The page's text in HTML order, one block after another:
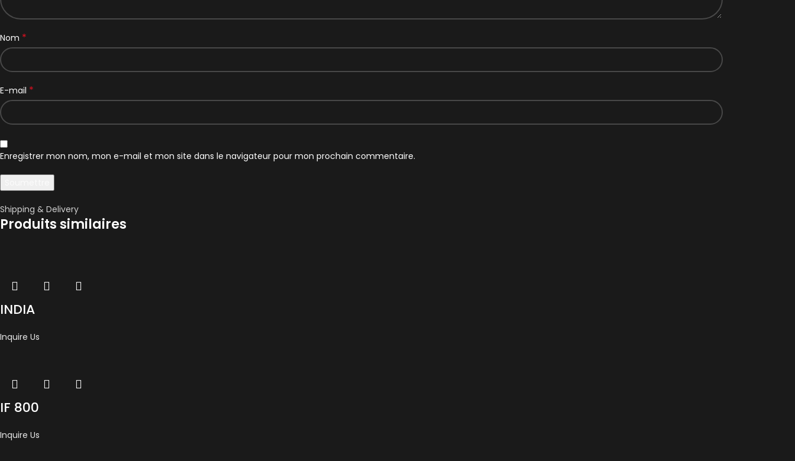
Nom *
E-mail *
Enregistrer mon nom, mon e-mail et mon site dans le navigateur pour mon prochain commentaire.
Shipping & Delivery
Produits similaires
INDIA
Inquire Us
IF 800
Inquire Us